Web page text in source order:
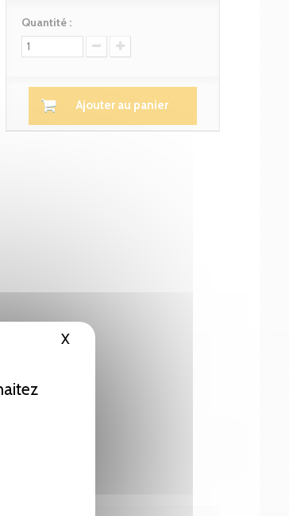
X Masquer le bandeau des cookies
Quantité :
Ajouter au panier